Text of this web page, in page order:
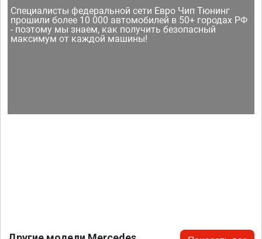
Специалисты федеральной сети Евро Чип Тюнинг
прошили более 10 000 автомобилей в 50+ городах РФ
- поэтому мы знаем, как получить безопасный
максимум от каждой машины!